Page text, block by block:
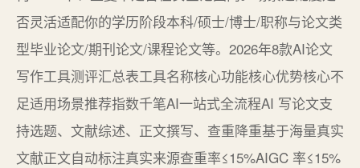
否灵活适配你的学历阶段本科/硕士/博士/职称与论文类
型毕业论文/期刊论文/课程论文等。2026年8款AI论文
写作工具测评汇总表工具名称核心功能核心优势核心不
足适用场景推荐指数千笔AI一站式全流程AI 写论文支
持选题、文献综述、正文撰写、查重降重基于海量真实
文献正文自动标注真实来源查重率≤15%AIGC 率≤15%